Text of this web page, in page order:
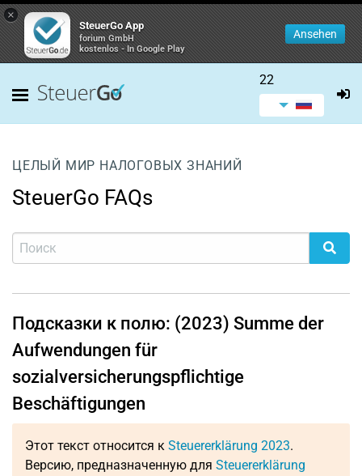
×
SteuerGo App
forium GmbH
kostenlos - In Google Play
Ansehen
22
ЦЕЛЫЙ МИР НАЛОГОВЫХ ЗНАНИЙ
SteuerGo FAQs
Подсказки к полю: (2023) Summe der
Aufwendungen für
sozialversicherungspflichtige
Beschäftigungen
Этот текст относится к Steuererklärung 2023.
Версию, предназначенную для Steuererklärung